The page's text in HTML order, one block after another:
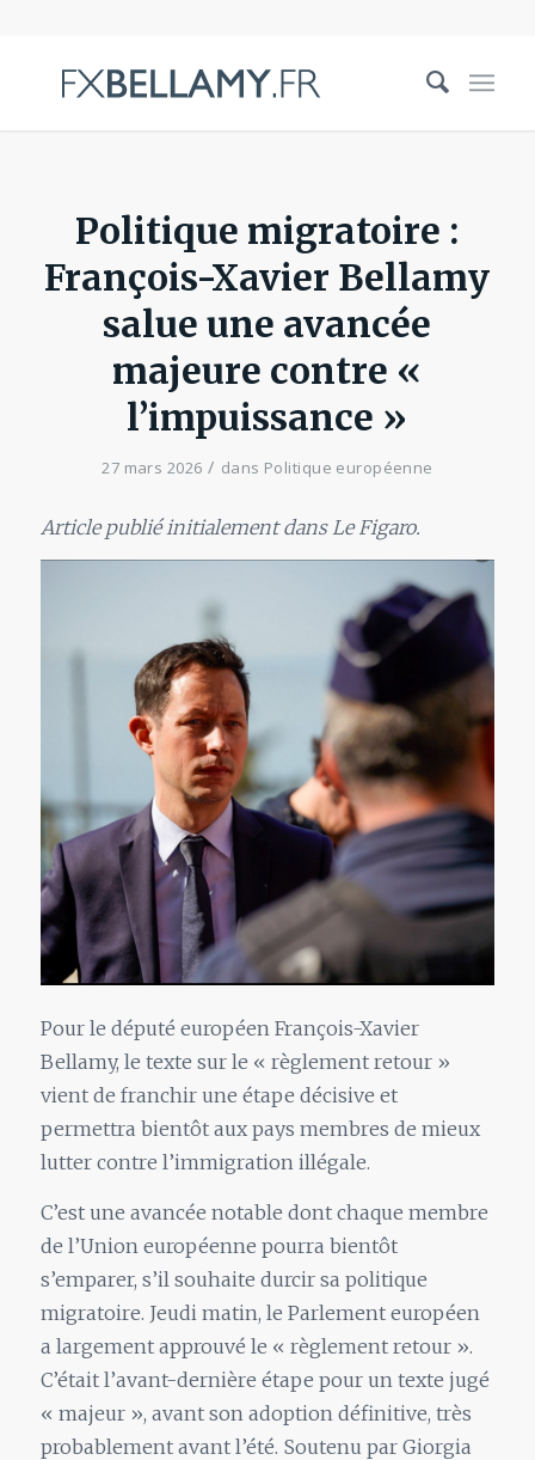
Politique migratoire :
François-Xavier Bellamy
salue une avancée
majeure contre «
l’impuissance »
27 mars 2026 / dans Politique européenne
Article publié initialement dans Le Figaro.
Pour le député européen François-Xavier
Bellamy, le texte sur le « règlement retour »
vient de franchir une étape décisive et
permettra bientôt aux pays membres de mieux
lutter contre l’immigration illégale.
C’est une avancée notable dont chaque membre
de l’Union européenne pourra bientôt
s’emparer, s’il souhaite durcir sa politique
migratoire. Jeudi matin, le Parlement européen
a largement approuvé le « règlement retour ».
C’était l’avant-dernière étape pour un texte jugé
« majeur », avant son adoption définitive, très
probablement avant l’été. Soutenu par Giorgia